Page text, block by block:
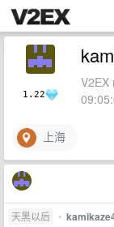
1.22
V2EX
上海
天黑以后 •